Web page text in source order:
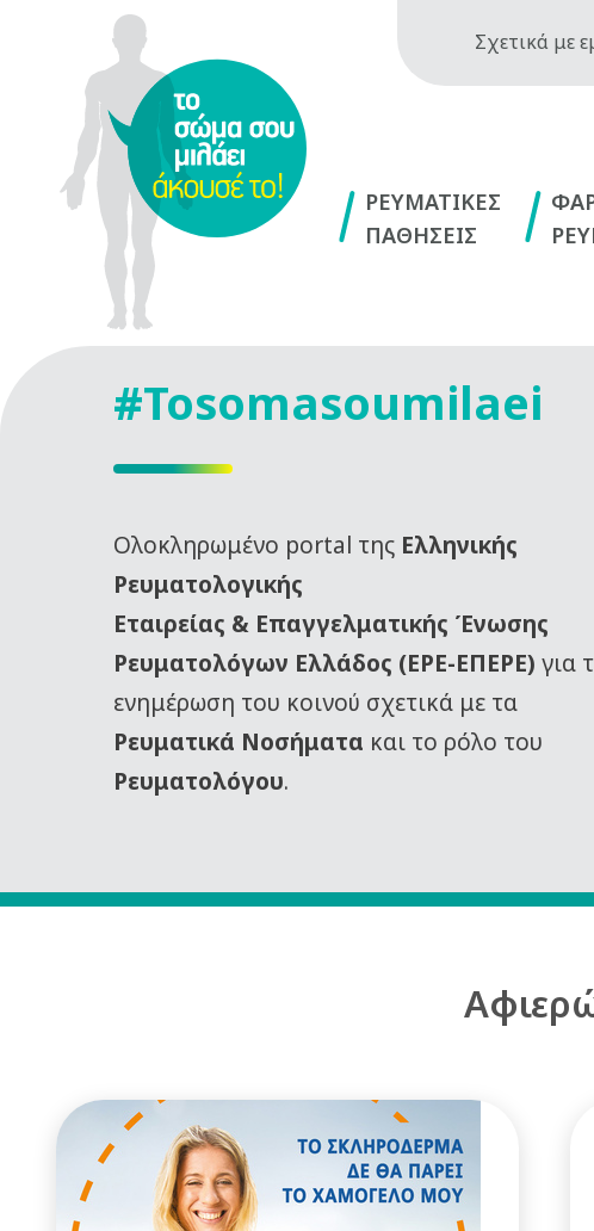
Σχετικά με
ΡΕΥΜΑΤΙΚΕΣ
ΠΑΘΗΣΕΙΣ
#Tosomasoumilaei
Oλοκληρωμένο portal της Ελληνικής
Ρευματολογικής
Εταιρείας & Επαγγελματικής Ένωσης
Ρευματολόγων Ελλάδος (ΕΡΕ-ΕΠΕΡΕ) για
ενημέρωση του κοινού σχετικά με τα
Ρευματικά Νοσήματα και το ρόλο του
Ρευματολόγου.